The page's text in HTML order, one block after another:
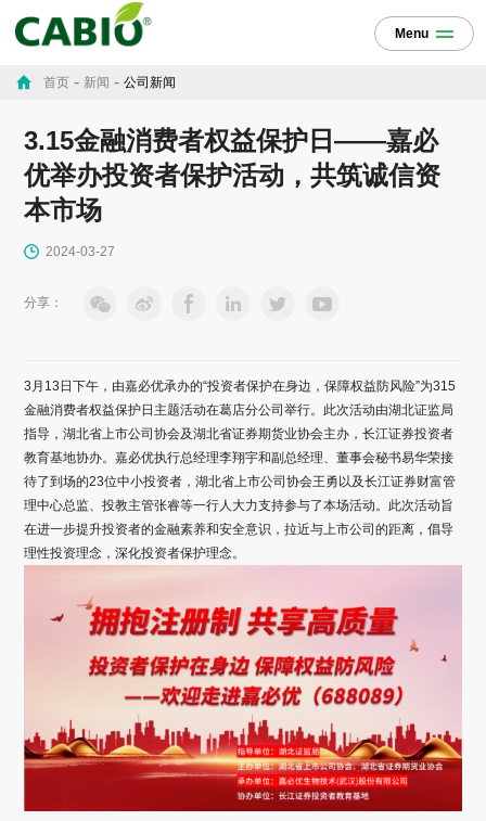
Menu
首页 - 新闻 -公司新闻
3.15金融消费者权益保护日——嘉必
优举办投资者保护活动，共筑诚信资
本市场
2024-03-27
分享：
3月13日下午，由嘉必优承办的“投资者保护在身边，保障权益防风险”为315
金融消费者权益保护日主题活动在葛店分公司举行。此次活动由湖北证监局
指导，湖北省上市公司协会及湖北省证券期货业协会主办，长江证券投资者
教育基地协办。嘉必优执行总经理李翔宇和副总经理、董事会秘书易华荣接
待了到场的23位中小投资者，湖北省上市公司协会王勇以及长江证券财富管
理中心总监、投教主管张睿等一行人大力支持参与了本场活动。此次活动旨
在进一步提升投资者的金融素养和安全意识，拉近与上市公司的距离，倡导
理性投资理念，深化投资者保护理念。